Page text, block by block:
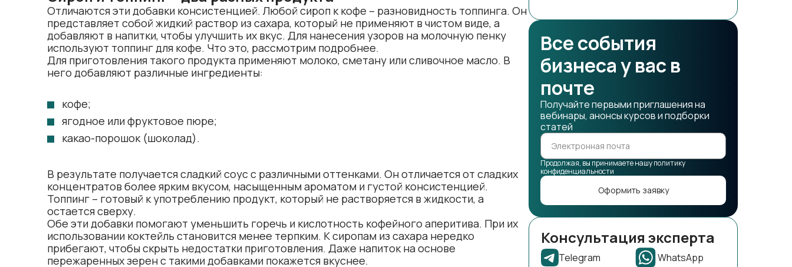
Отличаются эти добавки консистенцией. Любой сироп к кофе – разновидность топпинга. Он
представляет собой жидкий раствор из сахара, который не применяют в чистом виде, а
добавляют в напитки, чтобы улучшить их вкус. Для нанесения узоров на молочную пенку
используют топпинг для кофе. Что это, рассмотрим подробнее.
Для приготовления такого продукта применяют молоко, сметану или сливочное масло. В
него добавляют различные ингредиенты:
кофе;
ягодное или фруктовое пюре;
какао-порошок (шоколад).
В результате получается сладкий соус с различными оттенками. Он отличается от сладких
концентратов более ярким вкусом, насыщенным ароматом и густой консистенцией.
Топпинг – готовый к употреблению продукт, который не растворяется в жидкости, а
остается сверху.
Обе эти добавки помогают уменьшить горечь и кислотность кофейного аперитива. При их
использовании коктейль становится менее терпким. К сиропам из сахара нередко
прибегают, чтобы скрыть недостатки приготовления. Даже напиток на основе
пережаренных зерен с такими добавками покажется вкуснее.
Все события
бизнеса у вас в
почте
Получайте первыми приглашения на
вебинары, анонсы курсов и подборки
статей
Продолжая, вы принимаете нашу политику
конфиденциальности
Оформить заявку
Консультация эксперта
Telegram WhatsApp